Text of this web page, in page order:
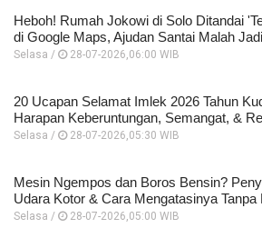
Heboh! Rumah Jokowi di Solo Ditandai
di Google Maps, Ajudan Santai Malah
Selasa / 28-07-2026,06:00 WIB
20 Ucapan Selamat Imlek 2026 Tahun
Harapan Keberuntungan, Semangat, &
Selasa / 28-07-2026,05:30 WIB
Mesin Ngempos dan Boros Bensin?
Udara Kotor & Cara Mengatasinya Tanpa
Selasa / 28-07-2026,05:00 WIB